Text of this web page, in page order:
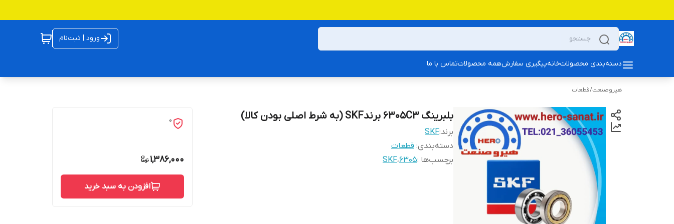
ورود | ثبت‌نام
دسته‌بندی محصولاتخانهپیگیری سفارشهمه محصولاتتماس با ما
هیروصنعت/قطعات
بلبرینگ 6305C3 برندSKF (به شرط اصلی بودن کالا)
برند:SKF
دسته‌بندی: قطعات
برچسب‌ها :6305،SKF
0
1,386,000
افزودن به سبد خرید